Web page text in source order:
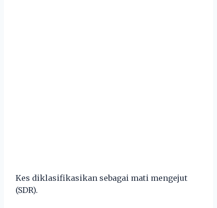
Kes diklasifikasikan sebagai mati mengejut
(SDR).